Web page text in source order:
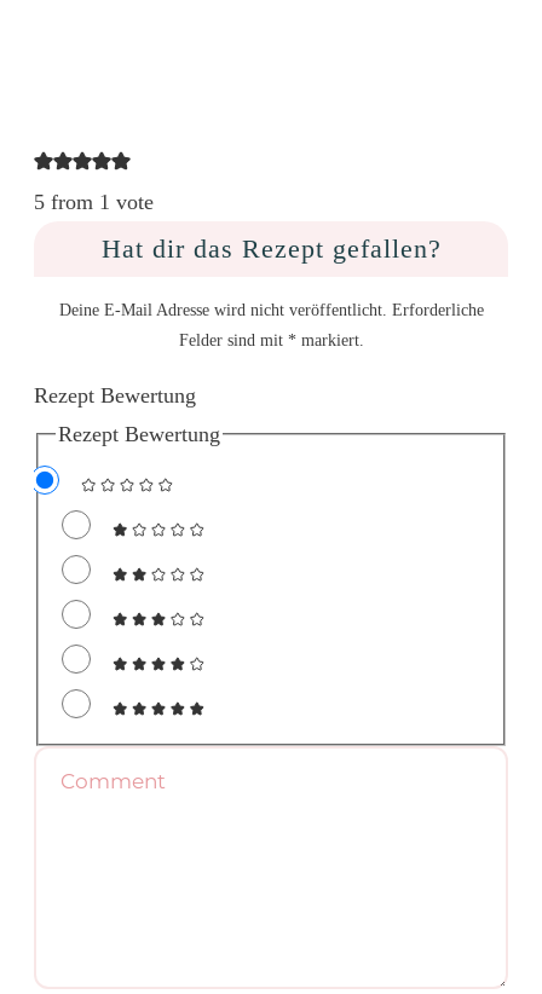
5 from 1 vote
Hat dir das Rezept gefallen?
Deine E-Mail Adresse wird nicht veröffentlicht. Erforderliche
Felder sind mit * markiert.
Rezept Bewertung
Rezept Bewertung